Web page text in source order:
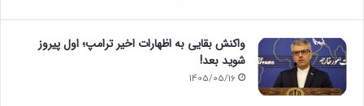
واکنش بقایی به اظهارات اخیر ترامپ؛ اول پیروز
شوید بعد!
1405/05/16